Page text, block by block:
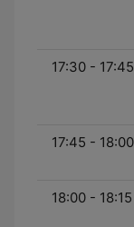
17:30 - 17:45
17:45 - 18:00
18:00 - 18:15